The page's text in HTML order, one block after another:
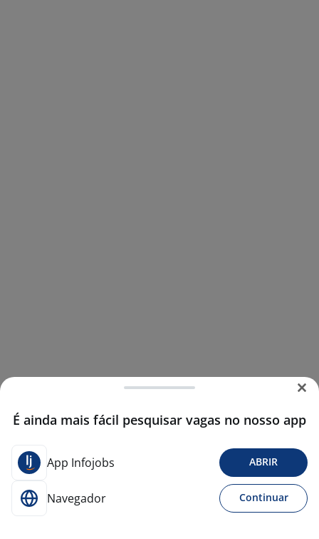
É ainda mais fácil pesquisar vagas no nosso app
App Infojobs ABRIR
Navegador Continuar